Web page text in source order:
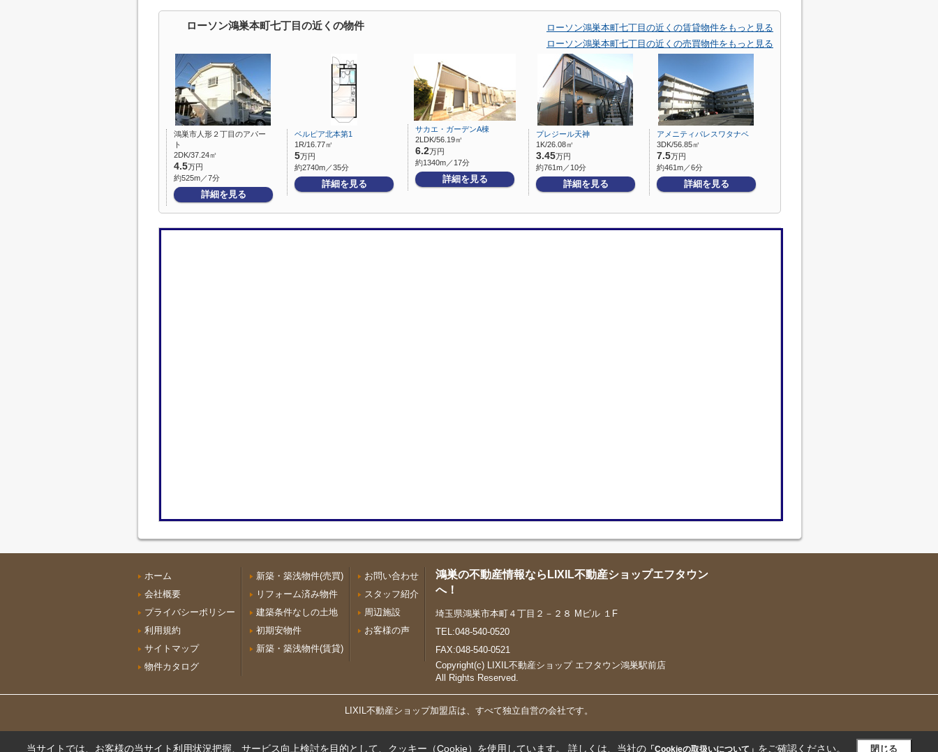
ローソン鴻巣本町七丁目の近くの物件
ローソン鴻巣本町七丁目の近くの賃貸物件をもっと見る
ローソン鴻巣本町七丁目の近くの売買物件をもっと見る
鴻巣市人形２丁目のアパー
ト
2DK/37.24㎡
4.5万円
約525m／7分
詳細を見る
ベルピア北本第1
1R/16.77㎡
5万円
約2740m／35分
詳細を見る
サカエ・ガーデンA棟
2LDK/56.19㎡
6.2万円
約1340m／17分
詳細を見る
プレジール天神
1K/26.08㎡
3.45万円
約761m／10分
詳細を見る
アメニティパレスワタナベ
3DK/56.85㎡
7.5万円
約461m／6分
詳細を見る
ホーム
会社概要
プライバシーポリシー
利用規約
サイトマップ
物件カタログ
新築・築浅物件(売買)
リフォーム済み物件
建築条件なしの土地
初期安物件
新築・築浅物件(賃貸)
お問い合わせ
スタッフ紹介
周辺施設
お客様の声
鴻巣の不動産情報ならLIXIL不動産ショップエフタウン
へ！
埼玉県鴻巣市本町４丁目２－２８ Mビル １F
TEL:048-540-0520
FAX:048-540-0521
Copyright(c) LIXIL不動産ショップ エフタウン鴻巣駅前店
All Rights Reserved.
LIXIL不動産ショップ加盟店は、すべて独立自営の会社です。
当サイトでは、お客様の当サイト利用状況把握、サービス向上検討を目的として、クッキー（Cookie）を使用しています。 詳しくは、当社の「Cookieの取扱いについて」 をご確認ください。 閉じる